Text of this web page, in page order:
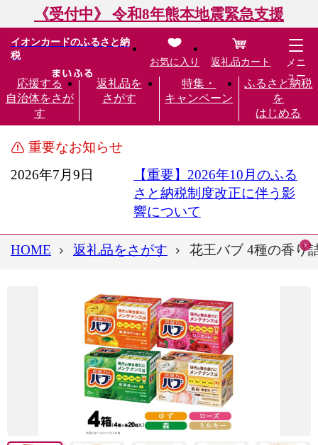
《受付中》 令和8年熊本地震緊急支援
イオンカードのふるさと納
税
応援する
自治体をさが
す
返礼品を
さがす
特集・
キャンペーン
ふるさと納税
を
はじめる
お気に入り 返礼品カート
メニ
ュー
重要なお知らせ
2026年7月9日
【重要】2026年10月のふる
さと納税制度改正に伴う影
響について
HOME 返礼品をさがす 花王バブ 4種の香り